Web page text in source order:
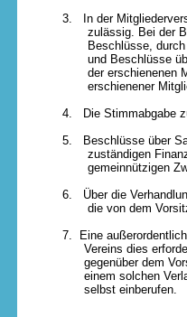
3. In der
zulässig. Bei der
Beschlüsse, durch die
und Beschlüsse über
der erschienenen
erschienener
4. Die Stimmabgabe
5. Beschlüsse über
zuständigen
gemeinnützigen
6. Über die
die von dem
7. Eine
Vereins dies erfordert
gegenüber dem
einem solchen
selbst einberufen.